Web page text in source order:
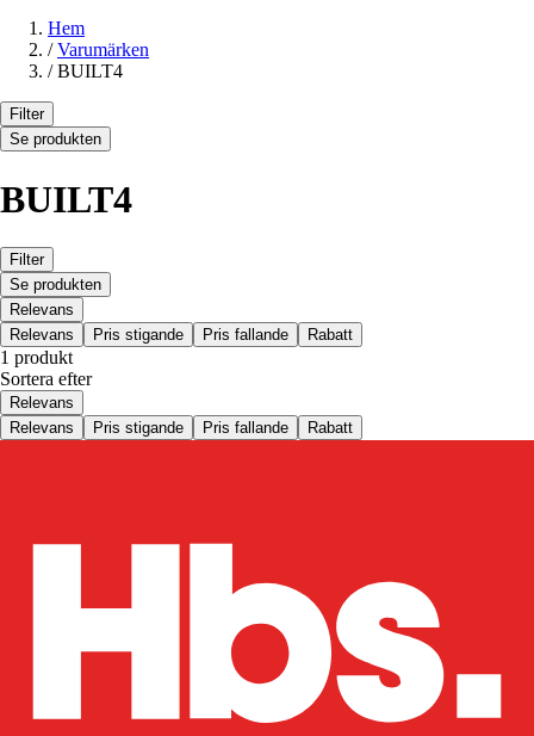
Hem
/ Varumärken
/ BUILT4
Filter
Se produkten
BUILT4
Filter
Se produkten
Relevans
Relevans
Pris stigande Pris fallande Rabatt
1 produkt
Sortera efter
Relevans
Relevans
Pris stigande Pris fallande Rabatt